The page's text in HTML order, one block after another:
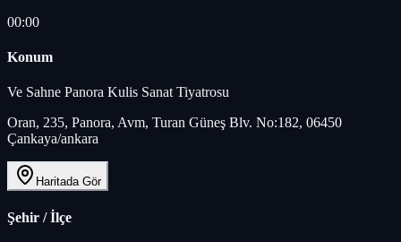
00:00
Konum
Ve Sahne Panora Kulis Sanat Tiyatrosu
Oran, 235, Panora, Avm, Turan Güneş Blv. No:182, 06450
Çankaya/ankara
Haritada Gör
Şehir / İlçe